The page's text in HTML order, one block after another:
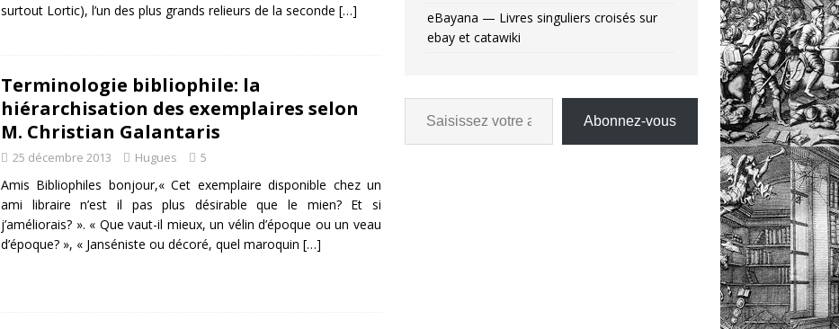
surtout Lortic), l’un des plus grands relieurs de la seconde […]
Terminologie bibliophile: la
hiérarchisation des exemplaires selon
M. Christian Galantaris
25 décembre 2013 Hugues 5
Amis Bibliophiles bonjour,« Cet exemplaire disponible chez un
ami libraire n’est il pas plus désirable que le mien? Et si
j’améliorais? ». « Que vaut-il mieux, un vélin d’époque ou un veau
d’époque? », « Janséniste ou décoré, quel maroquin […]
eBayana — Livres singuliers croisés sur
ebay et catawiki
Abonnez-vous